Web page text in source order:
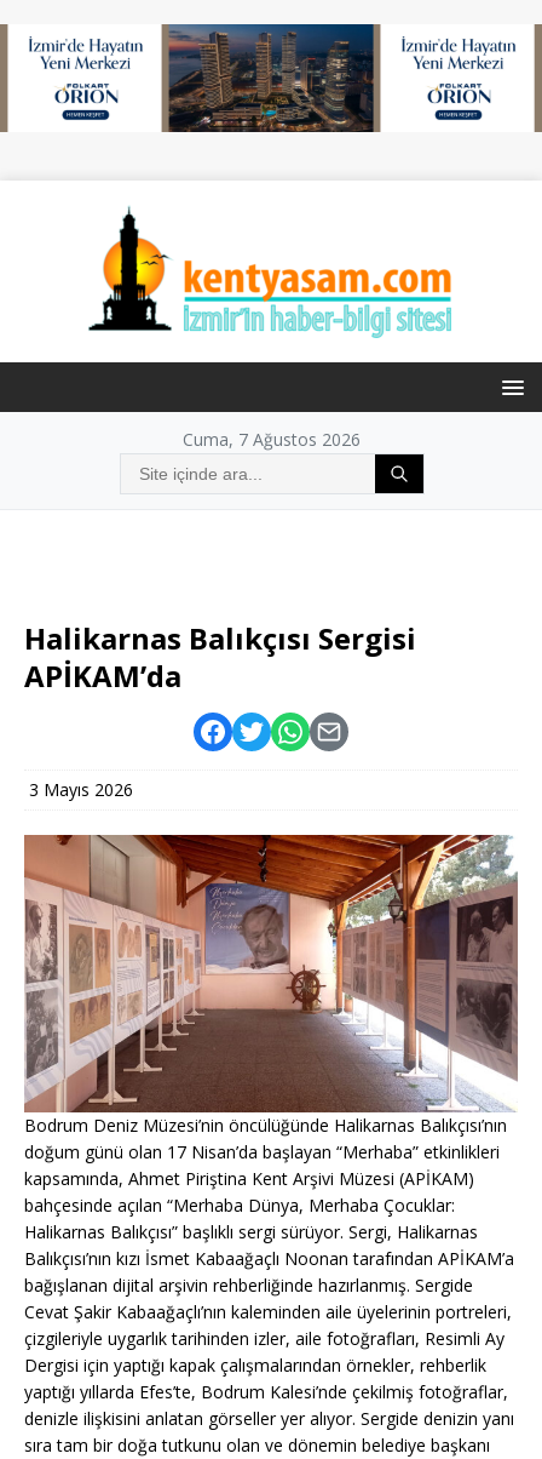
Cuma, 7 Ağustos 2026
Halikarnas Balıkçısı Sergisi
APİKAM’da
3 Mayıs 2026
Bodrum Deniz Müzesi’nin öncülüğünde Halikarnas Balıkçısı’nın
doğum günü olan 17 Nisan’da başlayan “Merhaba” etkinlikleri
kapsamında, Ahmet Piriştina Kent Arşivi Müzesi (APİKAM)
bahçesinde açılan “Merhaba Dünya, Merhaba Çocuklar:
Halikarnas Balıkçısı” başlıklı sergi sürüyor. Sergi, Halikarnas
Balıkçısı’nın kızı İsmet Kabaağaçlı Noonan tarafından APİKAM’a
bağışlanan dijital arşivin rehberliğinde hazırlanmış. Sergide
Cevat Şakir Kabaağaçlı’nın kaleminden aile üyelerinin portreleri,
çizgileriyle uygarlık tarihinden izler, aile fotoğrafları, Resimli Ay
Dergisi için yaptığı kapak çalışmalarından örnekler, rehberlik
yaptığı yıllarda Efes’te, Bodrum Kalesi’nde çekilmiş fotoğraflar,
denizle ilişkisini anlatan görseller yer alıyor. Sergide denizin yanı
sıra tam bir doğa tutkunu olan ve dönemin belediye başkanı